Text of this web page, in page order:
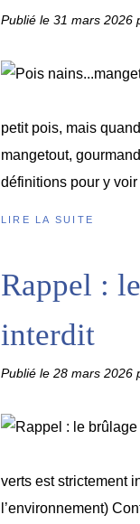
Publié le 31 mars 2026
petit pois, mais
mangetout,
définitions pour y
LIRE LA SUITE
Rappel :
interdit
Publié le 28 mars 2026
verts est strictement
l’environnement)